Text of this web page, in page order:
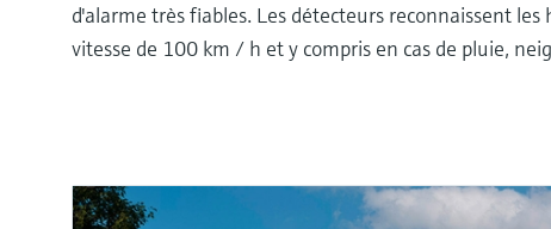
d'alarme très fiables. Les détecteurs reconnaissent
vitesse de 100 km / h et y compris en cas de pluie,